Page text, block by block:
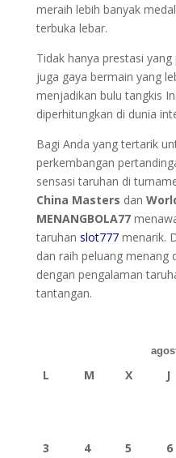
meraih lebih banyak
terbuka lebar.
Tidak hanya prestasi
juga gaya bermain yang
menjadikan bulu tangkis
diperhitungkan di dunia
Bagi Anda yang tertarik
perkembangan
sensasi taruhan di
China Masters dan
MENANGBOLA77
taruhan slot777menarik.
dan raih peluang menang
dengan pengalaman
tantangan.
L M X J
3 4 5 6